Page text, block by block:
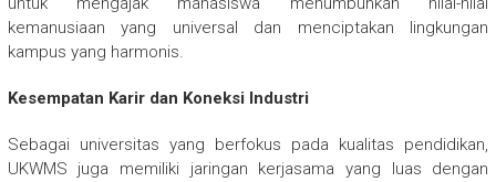
kemanusiaan yang universal dan menciptakan lingkungan
kampus yang harmonis.
Kesempatan Karir dan Koneksi Industri
Sebagai universitas yang berfokus pada kualitas pendidikan,
UKWMS juga memiliki jaringan kerjasama yang luas dengan